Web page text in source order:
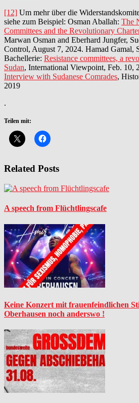
[12] Um mehr über die
siehe zum Beispiel: Osman Aballah: The
Committees and the Revolutionary
Marwan Osman and Eberhard Jungfer,
Control, August 7, 2024. Hamad Gamal,
Bachellerie: Resistance committees, a
Sudan, International Viewpoint, Feb. 10,
Interview with Sudanese Comrades,
2019
.
Teilen mit:
Related Posts
A speech from Flüchtlingscafe
Keine Konzert mit frauenfeindlichen
Oberhausen noch anderswo !